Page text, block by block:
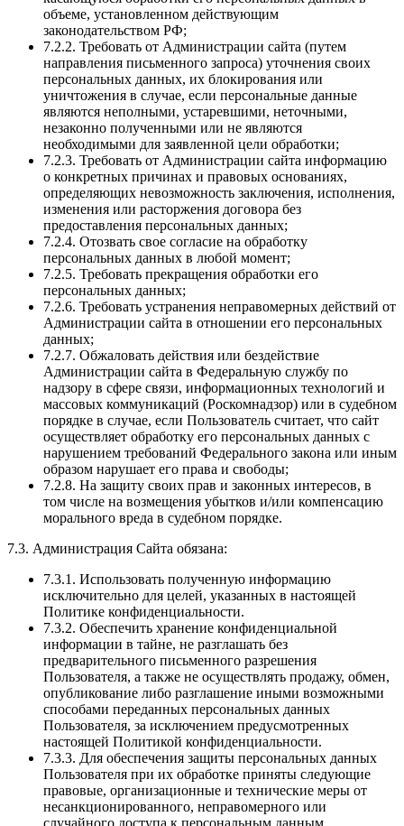
объеме, установленном действующим
законодательством РФ;
7.2.2. Требовать от Администрации сайта (путем
направления письменного запроса) уточнения своих
персональных данных, их блокирования или
уничтожения в случае, если персональные данные
являются неполными, устаревшими, неточными,
незаконно полученными или не являются
необходимыми для заявленной цели обработки;
7.2.3. Требовать от Администрации сайта информацию
о конкретных причинах и правовых основаниях,
определяющих невозможность заключения, исполнения,
изменения или расторжения договора без
предоставления персональных данных;
7.2.4. Отозвать свое согласие на обработку
персональных данных в любой момент;
7.2.5. Требовать прекращения обработки его
персональных данных;
7.2.6. Требовать устранения неправомерных действий от
Администрации сайта в отношении его персональных
данных;
7.2.7. Обжаловать действия или бездействие
Администрации сайта в Федеральную службу по
надзору в сфере связи, информационных технологий и
массовых коммуникаций (Роскомнадзор) или в судебном
порядке в случае, если Пользователь считает, что сайт
осуществляет обработку его персональных данных с
нарушением требований Федерального закона или иным
образом нарушает его права и свободы;
7.2.8. На защиту своих прав и законных интересов, в
том числе на возмещения убытков и/или компенсацию
морального вреда в судебном порядке.
7.3. Администрация Сайта обязана:
7.3.1. Использовать полученную информацию
исключительно для целей, указанных в настоящей
Политике конфиденциальности.
7.3.2. Обеспечить хранение конфиденциальной
информации в тайне, не разглашать без
предварительного письменного разрешения
Пользователя, а также не осуществлять продажу, обмен,
опубликование либо разглашение иными возможными
способами переданных персональных данных
Пользователя, за исключением предусмотренных
настоящей Политикой конфиденциальности.
7.3.3. Для обеспечения защиты персональных данных
Пользователя при их обработке приняты следующие
правовые, организационные и технические меры от
несанкционированного, неправомерного или
случайного доступа к персональным данным,